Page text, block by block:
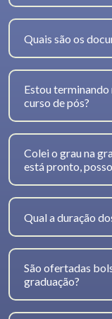
Quais são os
Estou terminando
curso de pós?
Colei o grau na
está pronto,
Qual a duração
São ofertadas
graduação?